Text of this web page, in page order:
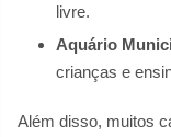
livre.
Aquário
crianças e
Além disso, muitos